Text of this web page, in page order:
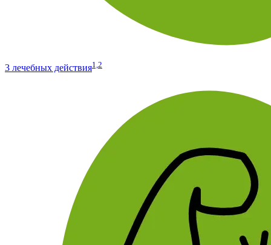
3 лечебных действия1,2